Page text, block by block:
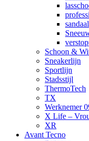
sandaal
Schoon &
Sneakerlijn
Sportlijn
Stadsstijl
ThermoTech
TX
Werknemer
X Life –
XR
Avant Tecno